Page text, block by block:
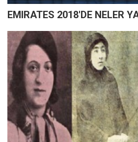
EMIRATES 2018'DE NELER